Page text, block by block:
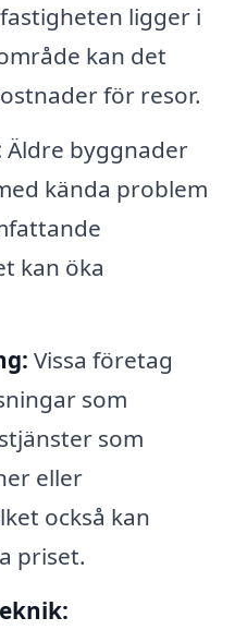
ligger i
kan det
för resor.
Äldre byggnader
kända problem
kan öka
Vissa företag
som
som
eller
också kan
priset.